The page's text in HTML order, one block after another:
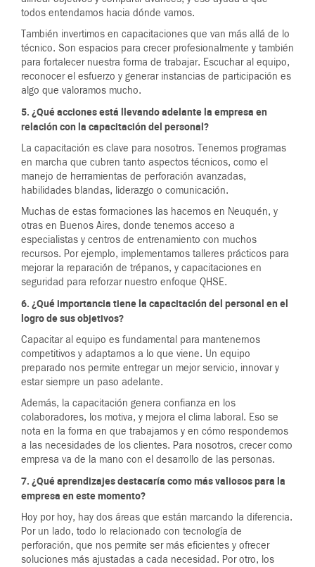
todos entendamos hacia dónde vamos.
También invertimos en capacitaciones que van más allá de lo
técnico. Son espacios para crecer profesionalmente y también
para fortalecer nuestra forma de trabajar. Escuchar al equipo,
reconocer el esfuerzo y generar instancias de participación es
algo que valoramos mucho.
5. ¿Qué acciones está llevando adelante la empresa en
relación con la capacitación del personal?
La capacitación es clave para nosotros. Tenemos programas
en marcha que cubren tanto aspectos técnicos, como el
manejo de herramientas de perforación avanzadas,
habilidades blandas, liderazgo o comunicación.
Muchas de estas formaciones las hacemos en Neuquén, y
otras en Buenos Aires, donde tenemos acceso a
especialistas y centros de entrenamiento con muchos
recursos. Por ejemplo, implementamos talleres prácticos para
mejorar la reparación de trépanos, y capacitaciones en
seguridad para reforzar nuestro enfoque QHSE.
6. ¿Qué importancia tiene la capacitación del personal en el
logro de sus objetivos?
Capacitar al equipo es fundamental para mantenernos
competitivos y adaptarnos a lo que viene. Un equipo
preparado nos permite entregar un mejor servicio, innovar y
estar siempre un paso adelante.
Además, la capacitación genera confianza en los
colaboradores, los motiva, y mejora el clima laboral. Eso se
nota en la forma en que trabajamos y en cómo respondemos
a las necesidades de los clientes. Para nosotros, crecer como
empresa va de la mano con el desarrollo de las personas.
7. ¿Qué aprendizajes destacaría como más valiosos para la
empresa en este momento?
Hoy por hoy, hay dos áreas que están marcando la diferencia.
Por un lado, todo lo relacionado con tecnología de
perforación, que nos permite ser más eficientes y ofrecer
soluciones más ajustadas a cada necesidad. Por otro, los